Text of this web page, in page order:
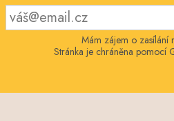
Mám zájem o zasílání
Stránka je chráněna pomocí